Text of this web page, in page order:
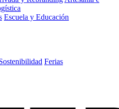
Escuela y Educación
Ferias